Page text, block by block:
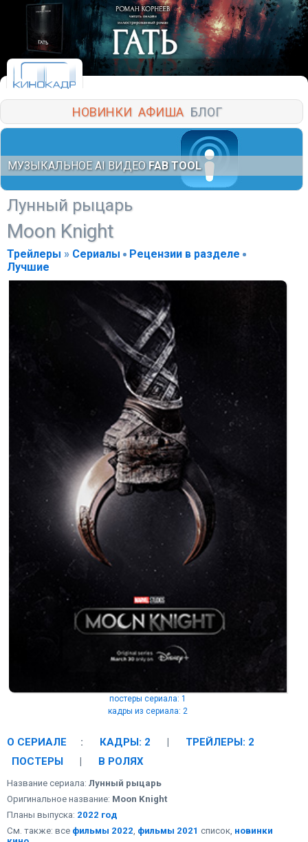
НОВИНКИ АФИША БЛОГ
МУЗЫКАЛЬНОЕ AI ВИДЕО FAB TOOL
Лунный рыцарь
Moon Knight
Трейлеры » Сериалы
Рецензии в разделе
Лучшие
постеры сериала: 1
кадры из сериала: 2
О СЕРИАЛЕ : КАДРЫ: 2
ТРЕЙЛЕРЫ: 2
ПОСТЕРЫ
В РОЛЯХ
Название сериала: Лунный рыцарь
Оригинальное название: Moon Knight
Планы выпуска: 2022 год
См. также: все фильмы 2022, фильмы 2021 список, новинки